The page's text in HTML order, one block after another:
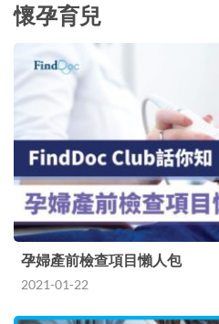
懷孕育兒
孕婦產前檢查項目懶人包
2021-01-22